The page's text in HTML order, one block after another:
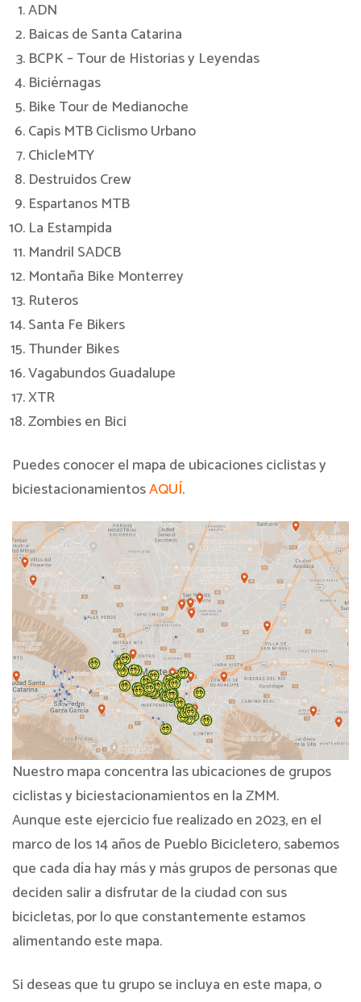
ADN
Baicas de Santa Catarina
BCPK – Tour de Historias y Leyendas
Biciérnagas
Bike Tour de Medianoche
Capis MTB Ciclismo Urbano
ChicleMTY
Destruidos Crew
Espartanos MTB
La Estampida
Mandril SADCB
Montaña Bike Monterrey
Ruteros
Santa Fe Bikers
Thunder Bikes
Vagabundos Guadalupe
XTR
Zombies en Bici
Puedes conocer el mapa de ubicaciones ciclistas y
biciestacionamientosAQUÍ.
Nuestro mapa concentra las ubicaciones de grupos
ciclistas y biciestacionamientos en la ZMM.
Aunque este ejercicio fue realizado en 2023, en el
marco de los 14 años de Pueblo Bicicletero, sabemos
que cada día hay más y más grupos de personas que
deciden salir a disfrutar de la ciudad con sus
bicicletas, por lo que constantemente estamos
alimentando este mapa.
Si deseas que tu grupo se incluya en este mapa, o